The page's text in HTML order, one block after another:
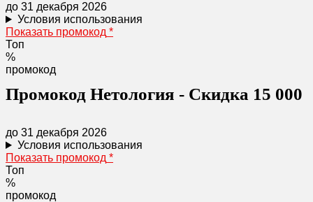
до 31 декабря 2026
Условия использования
Показать промокод *
Топ
%
промокод
Промокод Нетология - Скидка 15 000
до 31 декабря 2026
Условия использования
Показать промокод *
Топ
%
промокод